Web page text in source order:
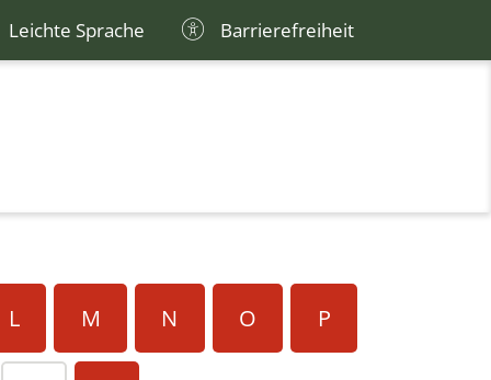
Leichte Sprache Barrierefreiheit
L M N O P